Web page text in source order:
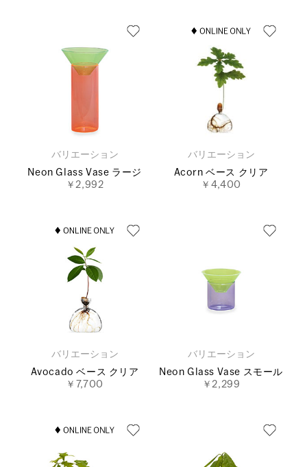
バリエーション
Neon Glass Vase ラージ
￥2,992
バリエーション
Acorn ベース クリア
￥4,400
バリエーション
Avocado ベース クリア
￥7,700
バリエーション
Neon Glass Vase スモール
￥2,299